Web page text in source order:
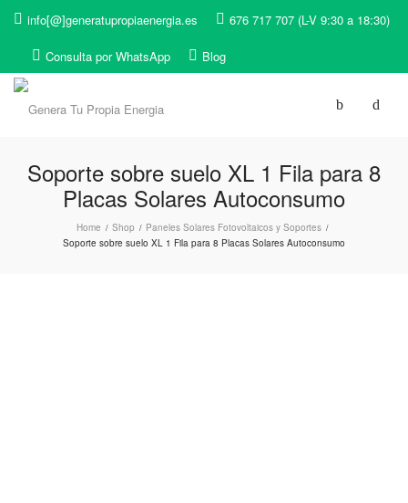
info[@]generatupropiaenergia.es 676 717 707 (L-V 9:30 a 18:30)
Consulta por WhatsApp Blog
Soporte sobre suelo XL 1 Fila para 8
Placas Solares Autoconsumo
Home / Shop / Paneles Solares Fotovoltaicos y Soportes /
Soporte sobre suelo XL 1 Fila para 8 Placas Solares Autoconsumo